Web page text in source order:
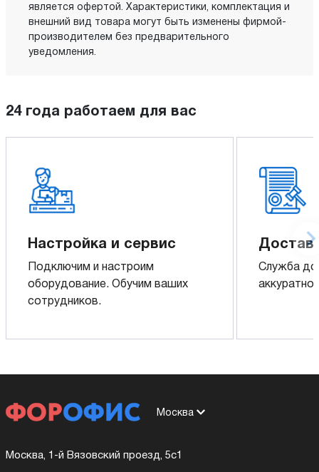
является офертой. Характеристики, комплектация и
внешний вид товара могут быть изменены фирмой-
производителем без предварительного
уведомления.
24 года работаем для вас
Настройка и сервис
Подключим и настроим
оборудование. Обучим ваших
сотрудников.
Служба
аккуратно
Москва
Москва, 1-й Вязовский проезд, 5с1